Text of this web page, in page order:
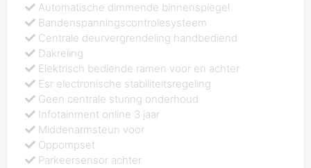
Automatische dimmende binnenspiegel
Bandenspanningscontrolesysteem
Centrale deurvergrendeling handbediend
Dakreling
Elektrisch bediende ramen voor en achter
Esr electronische stabiliteitsregeling
Geen centrale sturing onderhoud
Infotainment online 3 jaar
Middenarmsteun voor
Oppompset
Parkeersensor achter